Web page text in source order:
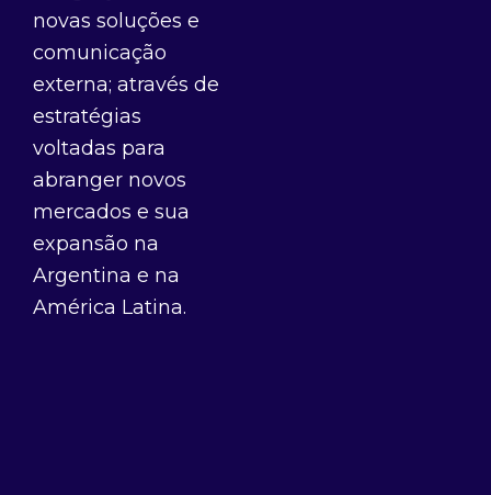
novas soluções e
comunicação
externa; através de
estratégias
voltadas para
abranger novos
mercados e sua
expansão na
Argentina e na
América Latina.